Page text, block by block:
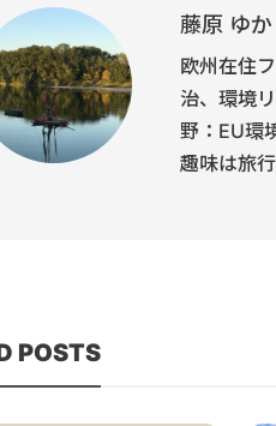
藤原 ゆか
欧州在住
治、環境
野：EU環
趣味は旅行
POSTS